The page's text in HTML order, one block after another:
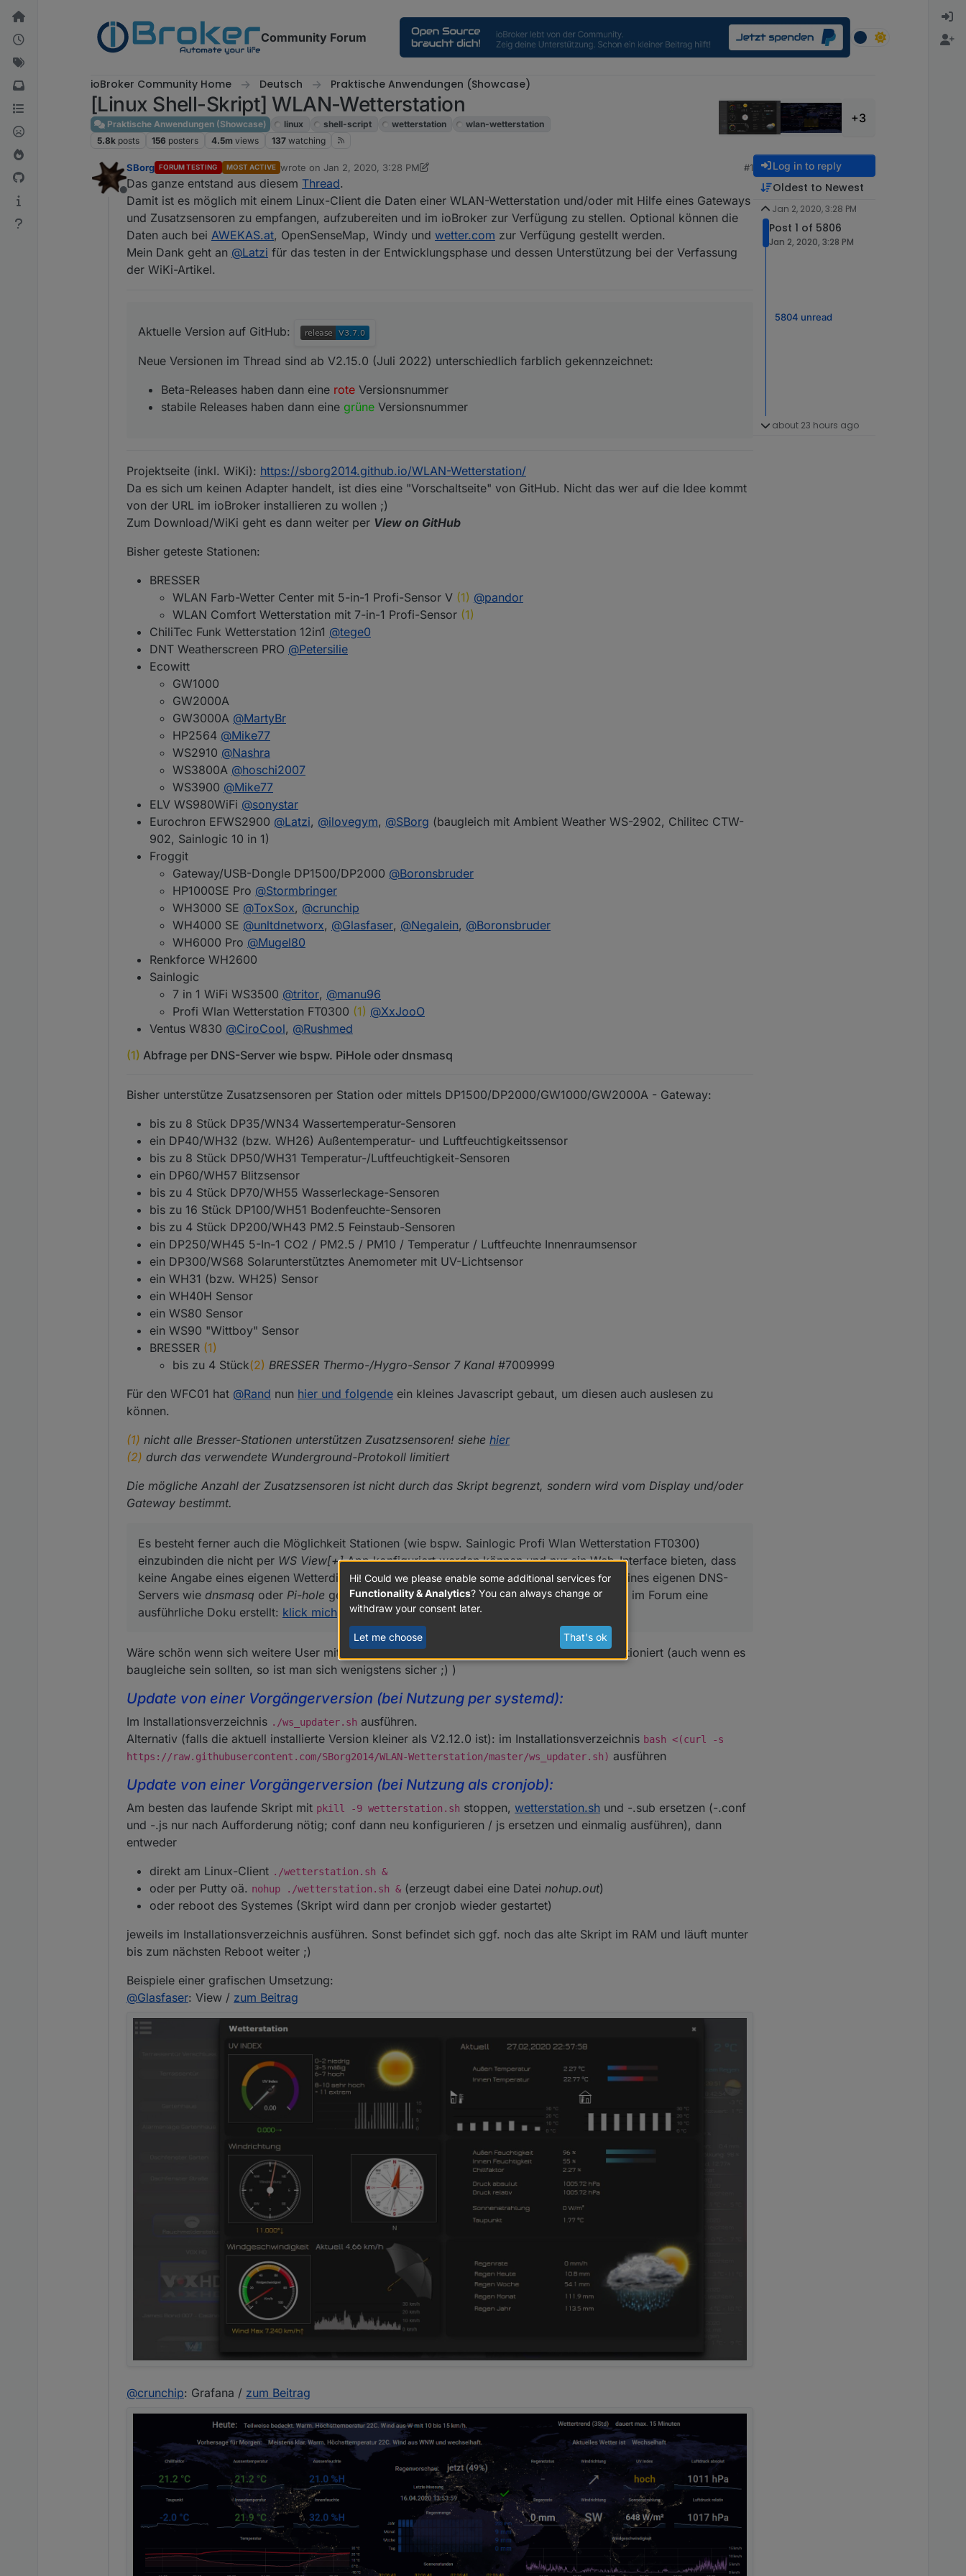
Skip to content
Community Forum
ioBroker Community Home Deutsch Praktische Anwendungen (Showcase)
[Linux Shell-Skript] WLAN-Wetterstation
Praktische Anwendungen (Showcase) linux shell-script wetterstation
wlan-wetterstation
5.8k posts 156 posters 4.5m views 137 watching
+3
Offline
SBorg FORUM TESTING MOST ACTIVE wrote onJan 2, 2020, 3:28 PM
last edited by SBorgJun 30, 2026, 2:39 PM
#1
Das ganze entstand aus diesem Thread.
Damit ist es möglich mit einem Linux-Client die Daten einer WLAN-Wetterstation und/oder mit Hilfe eines Gateways
und Zusatzsensoren zu empfangen, aufzubereiten und im ioBroker zur Verfügung zu stellen. Optional können die
Daten auch bei AWEKAS.at, OpenSenseMap, Windy und wetter.com zur Verfügung gestellt werden.
Mein Dank geht an @Latzi für das testen in der Entwicklungsphase und dessen Unterstützung bei der Verfassung
der WiKi-Artikel.
Aktuelle Version auf GitHub:
Neue Versionen im Thread sind ab V2.15.0 (Juli 2022) unterschiedlich farblich gekennzeichnet:
Beta-Releases haben dann eine rote Versionsnummer
stabile Releases haben dann eine grüne Versionsnummer
Projektseite (inkl. WiKi): https://sborg2014.github.io/WLAN-Wetterstation/
Da es sich um keinen Adapter handelt, ist dies eine "Vorschaltseite" von GitHub. Nicht das wer auf die Idee kommt
von der URL im ioBroker installieren zu wollen ;)
Zum Download/WiKi geht es dann weiter per View on GitHub
Bisher geteste Stationen:
BRESSER
WLAN Farb-Wetter Center mit 5-in-1 Profi-Sensor V (1) @pandor
WLAN Comfort Wetterstation mit 7-in-1 Profi-Sensor (1)
ChiliTec Funk Wetterstation 12in1 @tege0
DNT Weatherscreen PRO @Petersilie
Ecowitt
GW1000
GW2000A
GW3000A @MartyBr
HP2564 @Mike77
WS2910 @Nashra
WS3800A @hoschi2007
WS3900 @Mike77
ELV WS980WiFi @sonystar
Eurochron EFWS2900 @Latzi, @ilovegym, @SBorg (baugleich mit Ambient Weather WS-2902, Chilitec CTW-
902, Sainlogic 10 in 1)
Froggit
Gateway/USB-Dongle DP1500/DP2000 @Boronsbruder
HP1000SE Pro @Stormbringer
WH3000 SE @ToxSox, @crunchip
WH4000 SE @unltdnetworx, @Glasfaser, @Negalein, @Boronsbruder
WH6000 Pro @Mugel80
Renkforce WH2600
Sainlogic
7 in 1 WiFi WS3500 @tritor, @manu96
Profi Wlan Wetterstation FT0300 (1) @XxJooO
Ventus W830 @CiroCool, @Rushmed
(1) Abfrage per DNS-Server wie bspw. PiHole oder dnsmasq
Bisher unterstütze Zusatzsensoren per Station oder mittels DP1500/DP2000/GW1000/GW2000A - Gateway:
bis zu 8 Stück DP35/WN34 Wassertemperatur-Sensoren
ein DP40/WH32 (bzw. WH26) Außentemperatur- und Luftfeuchtigkeitssensor
bis zu 8 Stück DP50/WH31 Temperatur-/Luftfeuchtigkeit-Sensoren
ein DP60/WH57 Blitzsensor
bis zu 4 Stück DP70/WH55 Wasserleckage-Sensoren
bis zu 16 Stück DP100/WH51 Bodenfeuchte-Sensoren
bis zu 4 Stück DP200/WH43 PM2.5 Feinstaub-Sensoren
ein DP250/WH45 5-In-1 CO2 / PM2.5 / PM10 / Temperatur / Luftfeuchte Innenraumsensor
ein DP300/WS68 Solarunterstütztes Anemometer mit UV-Lichtsensor
ein WH31 (bzw. WH25) Sensor
ein WH40H Sensor
ein WS80 Sensor
ein WS90 "Wittboy" Sensor
BRESSER (1)
bis zu 4 Stück(2) BRESSER Thermo-/Hygro-Sensor 7 Kanal #7009999
Für den WFC01 hat @Rand nun hier und folgende ein kleines Javascript gebaut, um diesen auch auslesen zu
können.
(1) nicht alle Bresser-Stationen unterstützen Zusatzsensoren! siehe hier
(2) durch das verwendete Wunderground-Protokoll limitiert
Die mögliche Anzahl der Zusatzsensoren ist nicht durch das Skript begrenzt, sondern wird vom Display und/oder
Gateway bestimmt.
Es besteht ferner auch die Möglichkeit Stationen (wie bspw. Sainlogic Profi Wlan Wetterstation FT0300)
einzubinden die nicht per WS View[+]App konfiguriert werden können und nur ein Web-Interface bieten, dass
keine Angabe eines eigenen Wetterdienst-Servers zulässt. Hierfür kann man den Umweg eines eigenen DNS-
Servers wie dnsmasq oder Pi-hole gehen. Für Pi-hole hat@XxJooOfreundlicherweise hier im Forum eine
ausführliche Doku erstellt: klick mich
Wäre schön wenn sich weitere User mit entsprechenden Modellen melden bei denen es funktioniert (auch wenn es
baugleiche sein sollten, so ist man sich wenigstens sicher ;) )
Update von einer Vorgängerversion (bei Nutzung per systemd):
Im Installationsverzeichnis ./ws_updater.sh ausführen.
Alternativ (falls die aktuell installierte Version kleiner als V2.12.0 ist): im Installationsverzeichnis bash <(curl -s
https://raw.githubusercontent.com/SBorg2014/WLAN-Wetterstation/master/ws_updater.sh) ausführen
Update von einer Vorgängerversion (bei Nutzung als cronjob):
Am besten das laufende Skript mit pkill -9 wetterstation.sh stoppen, wetterstation.sh und -.sub ersetzen (-.conf
und -.js nur nach Aufforderung nötig; conf dann neu konfigurieren / js ersetzen und einmalig ausführen), dann
entweder
direkt am Linux-Client ./wetterstation.sh &
oder per Putty oä. nohup ./wetterstation.sh & (erzeugt dabei eine Datei nohup.out)
oder reboot des Systemes (Skript wird dann per cronjob wieder gestartet)
jeweils im Installationsverzeichnis ausführen. Sonst befindet sich ggf. noch das alte Skript im RAM und läuft munter
bis zum nächsten Reboot weiter ;)
Beispiele einer grafischen Umsetzung:
@Glasfaser: View / zum Beitrag
@crunchip: Grafana / zum Beitrag
Log in to reply
Oldest to Newest
Jan 2, 2020, 3:28 PM
Post 1 of 5806
Jan 2, 2020, 3:28 PM
5804 unread
about 23 hours ago
Hi! Could we please enable some additional services for
Functionality & Analytics? You can always change or
withdraw your consent later.
Let me choose That's ok